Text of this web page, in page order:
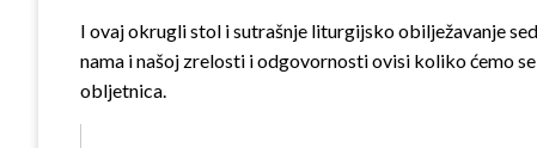
I ovaj okrugli stol i sutrašnje liturgijsko obilježavanje
nama i našoj zrelosti i odgovornosti ovisi koliko ćemo
obljetnica.